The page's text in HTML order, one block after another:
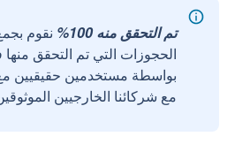
تم التحقق منه 100%
نقوم
الحجوزات التي تم التحقق
مع شركائنا الخارجيين